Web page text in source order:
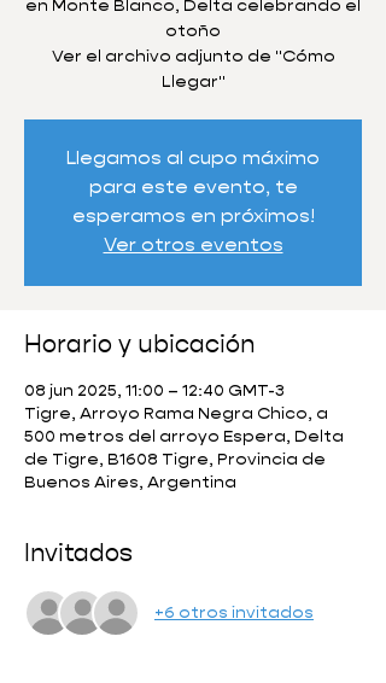
en Monte Blanco, Delta celebrando el
otoño
Ver el archivo adjunto de "Cómo
Llegar"
Llegamos al cupo máximo
para este evento, te
esperamos en próximos!
Ver otros eventos
Horario y ubicación
08 jun 2025, 11:00 – 12:40 GMT-3
Tigre, Arroyo Rama Negra Chico, a
500 metros del arroyo Espera, Delta
de Tigre, B1608 Tigre, Provincia de
Buenos Aires, Argentina
Invitados
+6 otros invitados